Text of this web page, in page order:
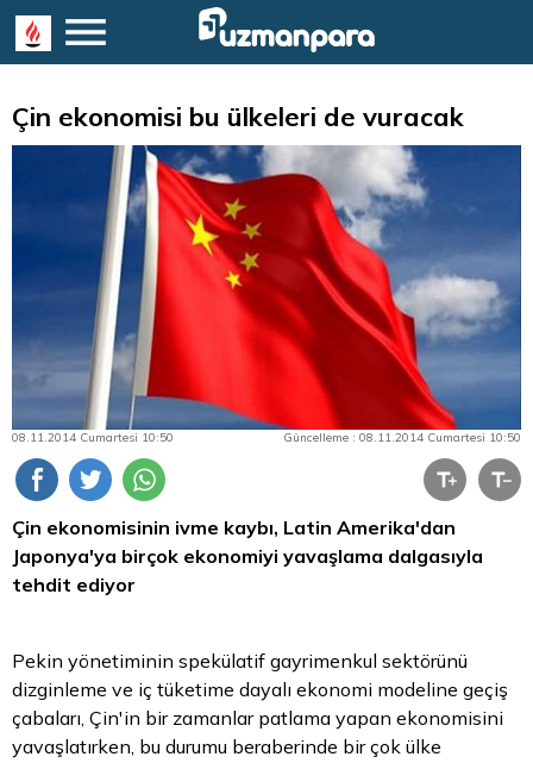
Çin ekonomisi bu ülkeleri de vuracak
08.11.2014 Cumartesi 10:50 Güncelleme : 08.11.2014 Cumartesi 10:50
Çin ekonomisinin ivme kaybı, Latin Amerika'dan
Japonya'ya birçok ekonomiyi yavaşlama dalgasıyla
tehdit ediyor
Pekin yönetiminin spekülatif gayrimenkul sektörünü
dizginleme ve iç tüketime dayalı ekonomi modeline geçiş
çabaları, Çin'in bir zamanlar patlama yapan ekonomisini
yavaşlatırken, bu durumu beraberinde bir çok ülke